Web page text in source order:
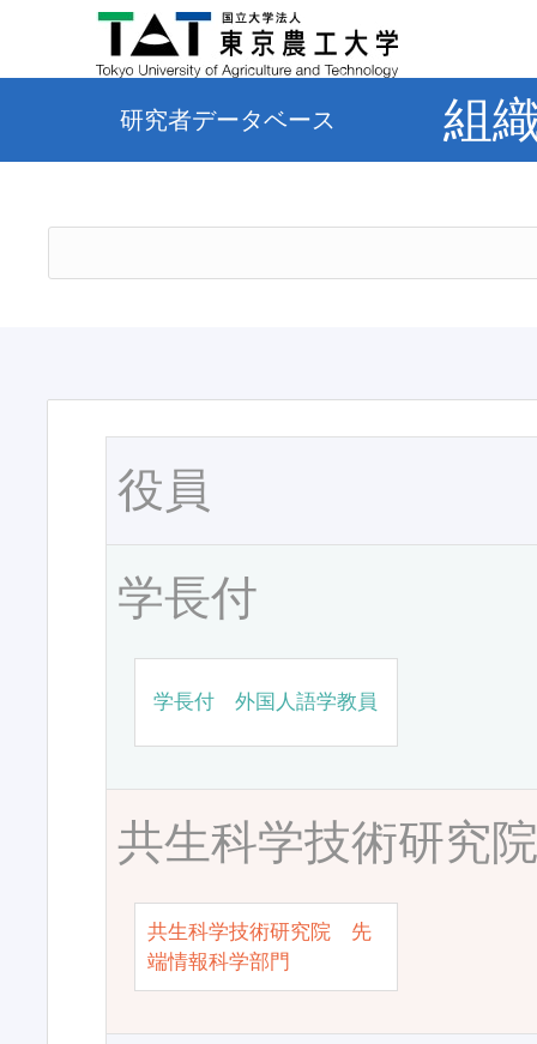
研究者データベース 組
役員
学長付
学長付 外国人語学教員
共生科学技術研究
共生科学技術研究院 先
端情報科学部門